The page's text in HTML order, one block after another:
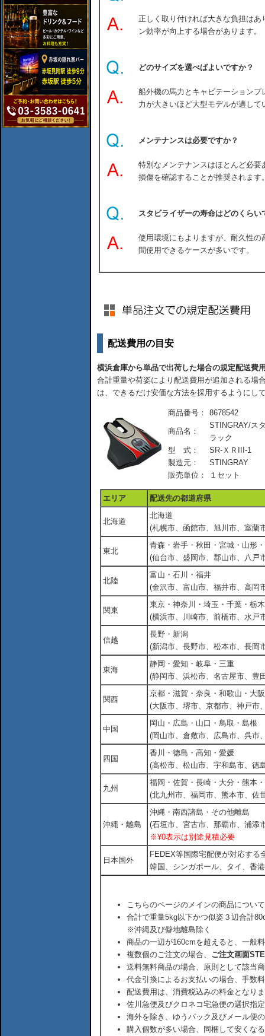
正しく取り付ければ大きな負担は
ン効率が向上する場合があります。
どのサイズを選べばよいですか？
船外機の馬力とキャビテーション
力が大きいほど大型モデルが適して
メンテナンスは必要ですか？
特別なメンテナンスはほとんど必
損傷を確認することが推奨されます
スタビライザーの寿命はどのくらい
使用環境にもよりますが、耐久性
間使用できるケースが多いです。
配送費用の目安
横浜倉庫から単品で出荷した場合の規定配送費
合計重量や荷姿により配送費用が追加される場
は、できるだけ安価な方法を採用するようにし
商品番号： 8678542
商品名：
STINGRAY/ス
ラック
型 式：
SR-ＸＲIII-1
製造元：
STINGRAY
販売単位：
１セット
エリア 配送先の都道府県
北海道
北海道
(札幌市、函館市、旭川市、室蘭
東北
青森・岩手・秋田・宮城・山形
(仙台市、盛岡市、郡山市、八戸
北陸
富山・石川・福井
(金沢市、富山市、福井市、高岡
関東
東京・神奈川・埼玉・千葉・栃
(横浜市、川崎市、前橋市、水戸
信越
長野・新潟
(新潟市、長野市、松本市、長岡
東海
静岡・愛知・岐阜・三重
(静岡市、浜松市、名古屋市、豊
関西
京都・滋賀・奈良・和歌山・大
(大阪市、堺市、京都市、神戸市
中国
岡山・広島・山口・鳥取・島根
(岡山市、倉敷市、広島市、呉市
四国
香川・徳島・高知・愛媛
(高松市、松山市、宇和島市、徳
九州
福岡・佐賀・長崎・大分・熊本
(北九州市、福岡市、熊本市、佐
沖縄・離島
沖縄・南西諸島・その他離島
(石垣市、宮古市、那覇市、浦添
※¥0表示は別途見積必要
日本国外
FEDEX等国際宅配便が対応す
韓国、シンガポール、タイ、香
こちらのページのメインの商品につい
合計で重量5kg以下かつ似姿３辺合計
※沖縄及び僻地離島除く
商品の一辺が160cmを超えると、一般
複数個のご注文の場合、 ご注文画面
送料無料商品の場合、原則として該当
代金引換によるお支払いの場合、手数
配送費用は、消費税込みの料金となり
佐川急便及びクロネコ宅急便の選択指
海外を除き、ゆうパック及びメール便
購入個数が多い場合、同梱して安くな